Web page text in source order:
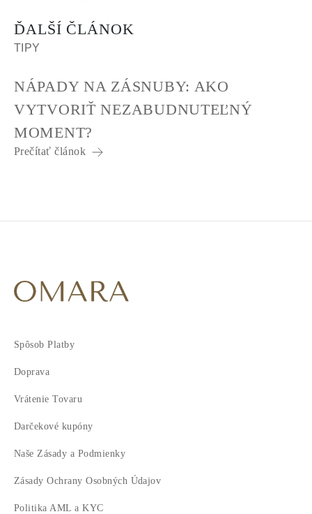
ĎALŠÍ ČLÁNOK
TIPY
NÁPADY NA ZÁSNUBY: AKO
VYTVORIŤ NEZABUDNUTEĽNÝ
MOMENT?
Prečítať článok
Spôsob Platby
Doprava
Vrátenie Tovaru
Darčekové kupóny
Naše Zásady a Podmienky
Zásady Ochrany Osobných Údajov
Politika AML a KYC